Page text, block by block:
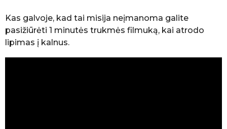
Kas galvoje, kad tai misija neįmanoma galite
pasižiūrėti 1 minutės trukmės filmuką, kai atrodo
lipimas į kalnus.